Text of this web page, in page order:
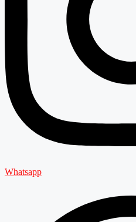
Whatsapp